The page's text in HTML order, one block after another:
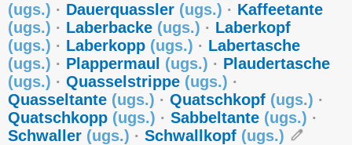
(ugs.) · Dauerquassler (ugs.) · Kaffeetante
(ugs.) · Laberbacke (ugs.) · Laberkopf
(ugs.) · Laberkopp (ugs.) · Labertasche
(ugs.) · Plappermaul (ugs.) · Plaudertasche
(ugs.) · Quasselstrippe (ugs.) ·
Quasseltante (ugs.) · Quatschkopf (ugs.) ·
Quatschkopp (ugs.) · Sabbeltante (ugs.) ·
Schwaller (ugs.) · Schwallkopf (ugs.)